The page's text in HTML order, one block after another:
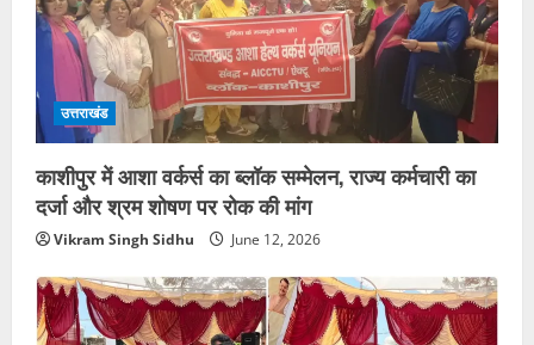
उत्तराखंड
काशीपुर में आशा वर्कर्स का ब्लॉक सम्मेलन, राज्य कर्मचारी का
दर्जा और श्रम शोषण पर रोक की मांग
Vikram Singh Sidhu June 12, 2026